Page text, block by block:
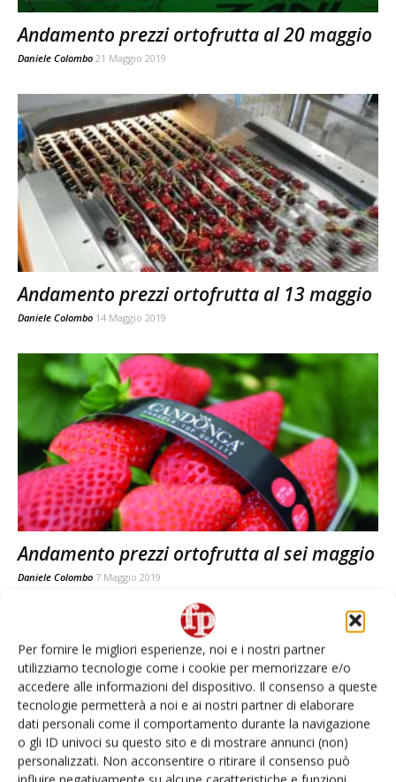
Per fornire le migliori esperienze, noi e i nostri partner
utilizziamo tecnologie come i cookie per memorizzare e/o
accedere alle informazioni del dispositivo. Il consenso a queste
tecnologie permetterà a noi e ai nostri partner di elaborare
dati personali come il comportamento durante la navigazione
o gli ID univoci su questo sito e di mostrare annunci (non)
personalizzati. Non acconsentire o ritirare il consenso può
Andamento prezzi ortofrutta al 20 maggio
Daniele Colombo 21 Maggio 2019
Andamento prezzi ortofrutta al 13 maggio
Daniele Colombo 14 Maggio 2019
Andamento prezzi ortofrutta al sei maggio
Daniele Colombo 7 Maggio 2019